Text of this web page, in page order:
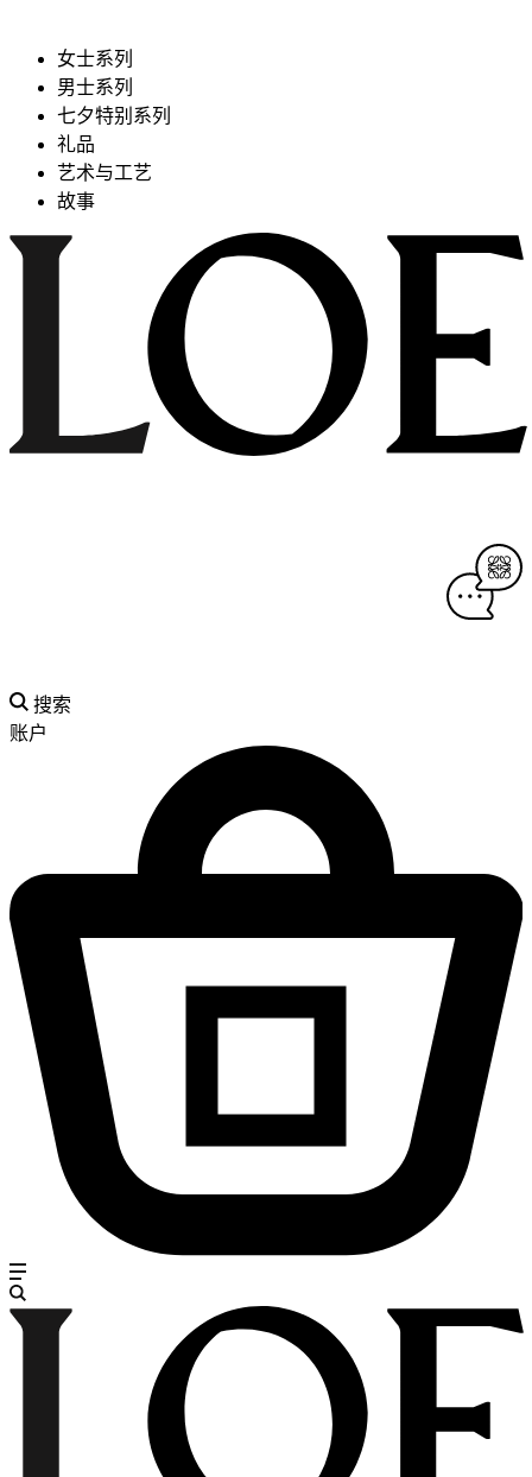
女士系列
男士系列
七夕特别系列
礼品
艺术与工艺
故事
搜索
账户